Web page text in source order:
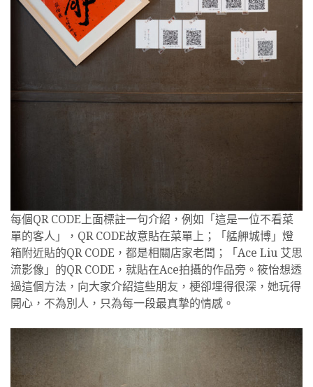
每個QR CODE上面標註一句介紹，例如「這是一位不看菜
單的客人」，QR CODE故意貼在菜單上；「艋舺城博」燈
箱附近貼的QR CODE，都是相關店家老闆；「Ace Liu 艾思
流影像」的QR CODE，就貼在Ace拍攝的作品旁。筱怡想透
過這個方法，向大家介紹這些朋友，梗卻埋得很深，她玩得
開心，不為別人，只為每一段最真摯的情感。